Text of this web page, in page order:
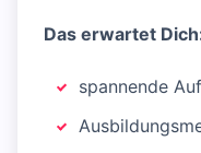
Das erwartet
spannende